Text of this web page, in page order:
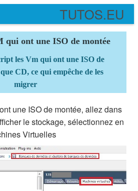
TUTOS.EU
qui ont une ISO de montée
les Vm qui ont une ISO de
CD, ce qui empêche de les
migrer
une ISO de montée, allez dans
le stockage, sélectionnez en
Virtuelles